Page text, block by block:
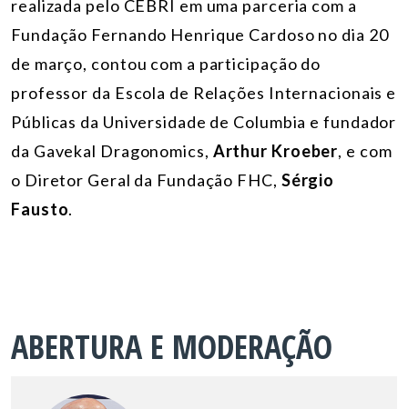
realizada pelo CEBRI em uma parceria com a
Fundação Fernando Henrique Cardoso no dia 20
de março, contou com a participação do
professor da Escola de Relações Internacionais e
Públicas da Universidade de Columbia e fundador
da Gavekal Dragonomics, Arthur Kroeber, e com
o Diretor Geral da Fundação FHC, Sérgio
Fausto.
ABERTURA E MODERAÇÃO